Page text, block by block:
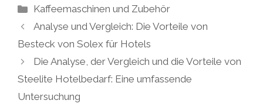
Kategorien
Kaffeemaschinen und Zubehör
Analyse und Vergleich: Die Vorteile von
Besteck von Solex für Hotels
Die Analyse, der Vergleich und die Vorteile von
Steelite Hotelbedarf: Eine umfassende
Untersuchung